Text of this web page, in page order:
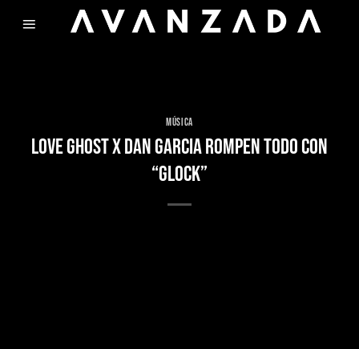
MÚSICA
LOVE GHOST X DAN GARCIA ROMPEN TODO CON
“GLOCK”